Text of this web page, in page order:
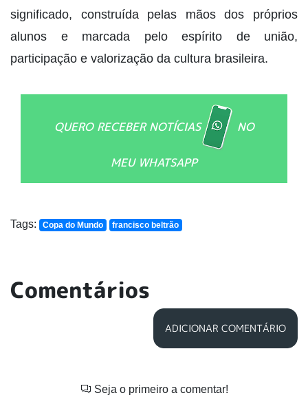
significado, construída pelas mãos dos próprios
alunos e marcada pelo espírito de união,
participação e valorização da cultura brasileira.
QUERO RECEBER NOTÍCIAS NO
MEU WHATSAPP
Tags: Copa do Mundo francisco beltrão
Comentários
ADICIONAR COMENTÁRIO
Seja o primeiro a comentar!